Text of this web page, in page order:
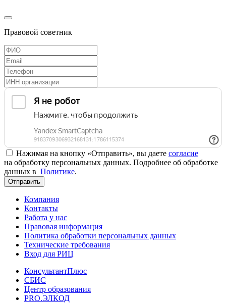
Правовой советник
Нажимая на кнопку «Отправить», вы даете согласие
на обработку персональных данных. Подробнее об обработке
данных в Политике.
Отправить
Компания
Контакты
Работа у нас
Правовая информация
Политика обработки персональных данных
Технические требования
Вход для РИЦ
КонсультантПлюс
СБИС
Центр образования
PRO.ЭЛКОД